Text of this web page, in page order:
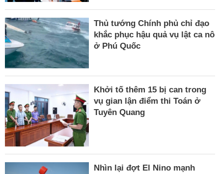
Thủ tướng Chính phủ chỉ đạo
khắc phục hậu quả vụ lật ca nô
ở Phú Quốc
Khởi tố thêm 15 bị can trong
vụ gian lận điểm thi Toán ở
Tuyên Quang
Nhìn lại đợt El Nino mạnh